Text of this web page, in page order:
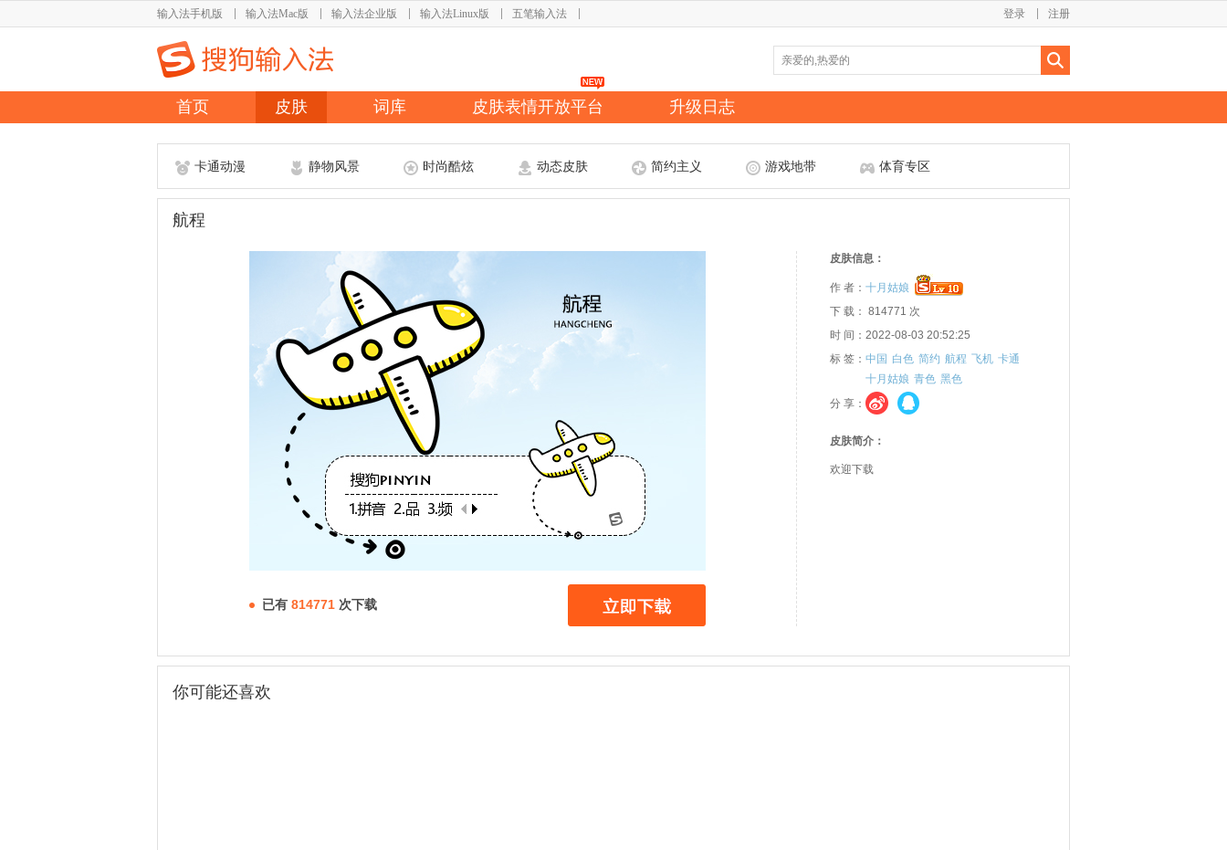
输入法手机版 输入法Mac版 输入法企业版 输入法Linux版 五笔输入法 注册
登录
首页 皮肤 词库 皮肤表情开放平台 升级日志
卡通动漫 静物风景 时尚酷炫 动态皮肤 简约主义 游戏地带 体育专区
航程
已有 814771 次下载
皮肤信息：
作 者： 十月姑娘
下 载： 814771 次
时 间：2022-08-03 20:52:25
标 签： 中国 白色 简约 航程 飞机 卡通
十月姑娘 青色 黑色
分 享：
皮肤简介：
欢迎下载
你可能还喜欢